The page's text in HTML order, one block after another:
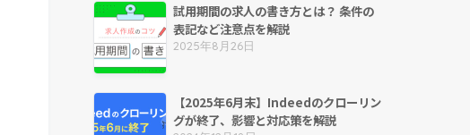
試用期間の求人の書き方とは？ 条件の
表記など注意点を解説
2025年8月26日
【2025年6月末】Indeedのクローリン
グが終了、影響と対応策を解説